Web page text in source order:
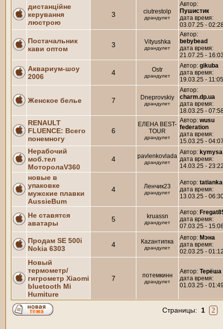
дистанційне
керування
люстрою
3 ciutrestolp
драндулет
Автор:
Пушистик
дата время:
03.07.25 -
Постачальник
кави оптом
3 Vityushka
драндулет
Автор:
bebybead
дата время:
21.07.25 -
Аквариум-шоу
2006
4 Ostr
драндулет
Автор:gikuba
дата время:
19.03.25 -
Женское белье 7 Dneprovskiy
драндулет
Автор:
charm.dp.ua
дата время:
18.03.25 -
RENAULT
FLUENCE: Всего
понемногу
6
ЕЛЕНА BEST-
TOUR
драндулет
Автор:wusu
federation
дата время:
15.03.25 -
Нерабочий
моб.тел
МоторолаV360
4 pavlenkovlada
драндулет
Автор: kymysa
дата время:
14.03.25 -
новые в
упаковке
мужские плавки
AussieBum
4 Ленчик23
драндулет
Автор:
дата время:
13.03.25 -
Не ставятся
аватары
5 kruassn
драндулет
Автор:
дата время:
07.03.25 -
Продам SE 500i
Nokia 6303
4 Каzантипка
драндулет
Автор: Мэна
дата время:
02.03.25 -
Новый
термометр/
гигрометр Xiaomi
bluetooth Mi
Humiture
7 потемкинн
драндулет
Автор:Терёша
дата время:
01.03.25 -
Страницы: 1 2